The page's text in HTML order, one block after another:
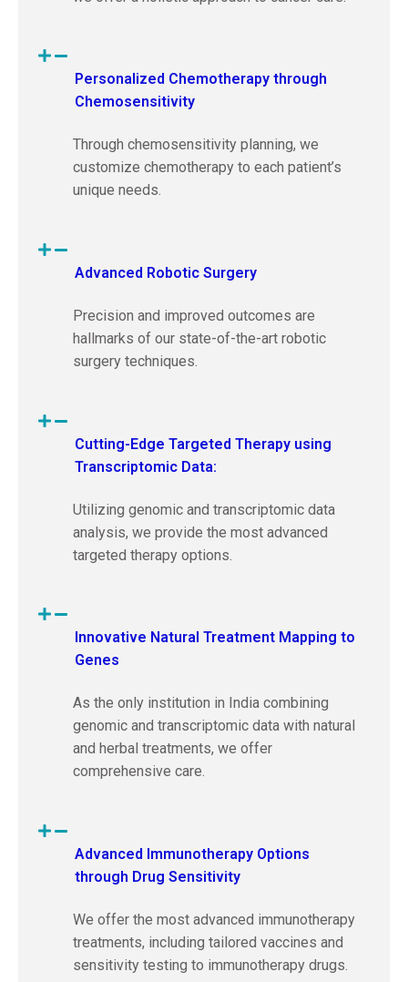
Personalized Chemotherapy through
Chemosensitivity
Through chemosensitivity planning, we
customize chemotherapy to each patient’s
unique needs.
Advanced Robotic Surgery
Precision and improved outcomes are
hallmarks of our state-of-the-art robotic
surgery techniques.
Cutting-Edge Targeted Therapy using
Transcriptomic Data:
Utilizing genomic and transcriptomic data
analysis, we provide the most advanced
targeted therapy options.
Innovative Natural Treatment Mapping to
Genes
As the only institution in India combining
genomic and transcriptomic data with natural
and herbal treatments, we offer
comprehensive care.
Advanced Immunotherapy Options
through Drug Sensitivity
We offer the most advanced immunotherapy
treatments, including tailored vaccines and
sensitivity testing to immunotherapy drugs.